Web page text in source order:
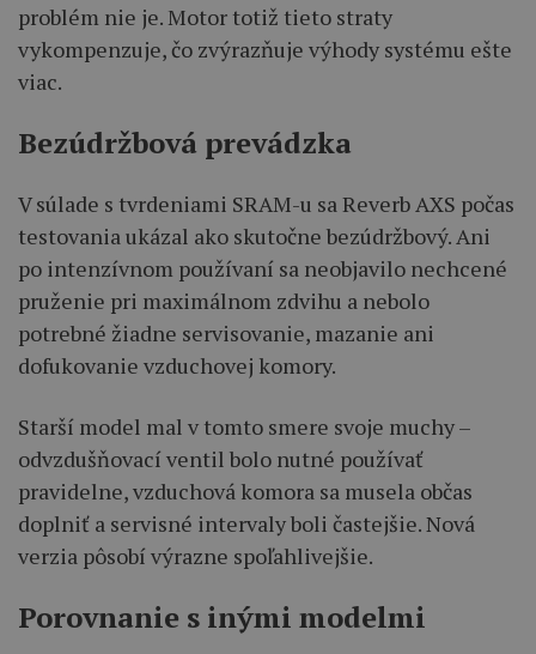
problém nie je. Motor totiž tieto straty
vykompenzuje, čo zvýrazňuje výhody systému ešte
viac.
Bezúdržbová prevádzka
V súlade s tvrdeniami SRAM-u sa Reverb AXS počas
testovania ukázal ako skutočne bezúdržbový. Ani
po intenzívnom používaní sa neobjavilo nechcené
pruženie pri maximálnom zdvihu a nebolo
potrebné žiadne servisovanie, mazanie ani
dofukovanie vzduchovej komory.
Starší model mal v tomto smere svoje muchy –
odvzdušňovací ventil bolo nutné používať
pravidelne, vzduchová komora sa musela občas
doplniť a servisné intervaly boli častejšie. Nová
verzia pôsobí výrazne spoľahlivejšie.
Porovnanie s inými modelmi